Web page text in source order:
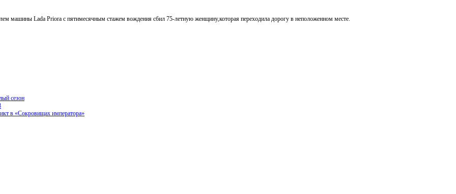
машины Lada Priora с пятимесячным стажем вождения сбил 75-летную женщину,которая переходила дорогу в неположенном месте.
сезон
в «Сокровищах императора»